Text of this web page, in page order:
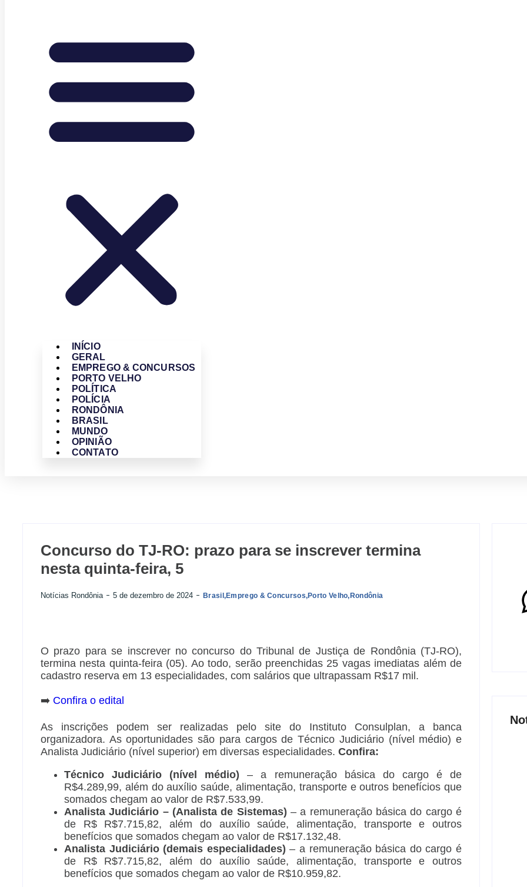
INÍCIO
GERAL
EMPREGO & CONCURSOS
PORTO VELHO
POLÍTICA
POLÍCIA
RONDÔNIA
BRASIL
MUNDO
OPINIÃO
CONTATO
Concurso do TJ-RO: prazo para se inscrever termina
nesta quinta-feira, 5
Notícias Rondônia 5 de dezembro de 2024 Brasil,Emprego & Concursos,Porto Velho,Rondônia
O prazo para se inscrever no concurso do Tribunal de Justiça de Rondônia (TJ-RO),
termina nesta quinta-feira (05). Ao todo, serão preenchidas 25 vagas imediatas além de
cadastro reserva em 13 especialidades, com salários que ultrapassam R$17 mil.
➡️ Confira o edital
As inscrições podem ser realizadas pelo site do Instituto Consulplan, a banca
organizadora. As oportunidades são para cargos de Técnico Judiciário (nível médio) e
Analista Judiciário (nível superior) em diversas especialidades. Confira:
Técnico Judiciário (nível médio)– a remuneração básica do cargo é de
R$4.289,99, além do auxílio saúde, alimentação, transporte e outros benefícios que
somados chegam ao valor de R$7.533,99.
Analista Judiciário – (Analista de Sistemas) – a remuneração básica do cargo é
de R$ R$7.715,82, além do auxílio saúde, alimentação, transporte e outros
benefícios que somados chegam ao valor de R$17.132,48.
Analista Judiciário (demais especialidades) – a remuneração básica do cargo é
de R$ R$7.715,82, além do auxílio saúde, alimentação, transporte e outros
benefícios que somados chegam ao valor de R$10.959,82.